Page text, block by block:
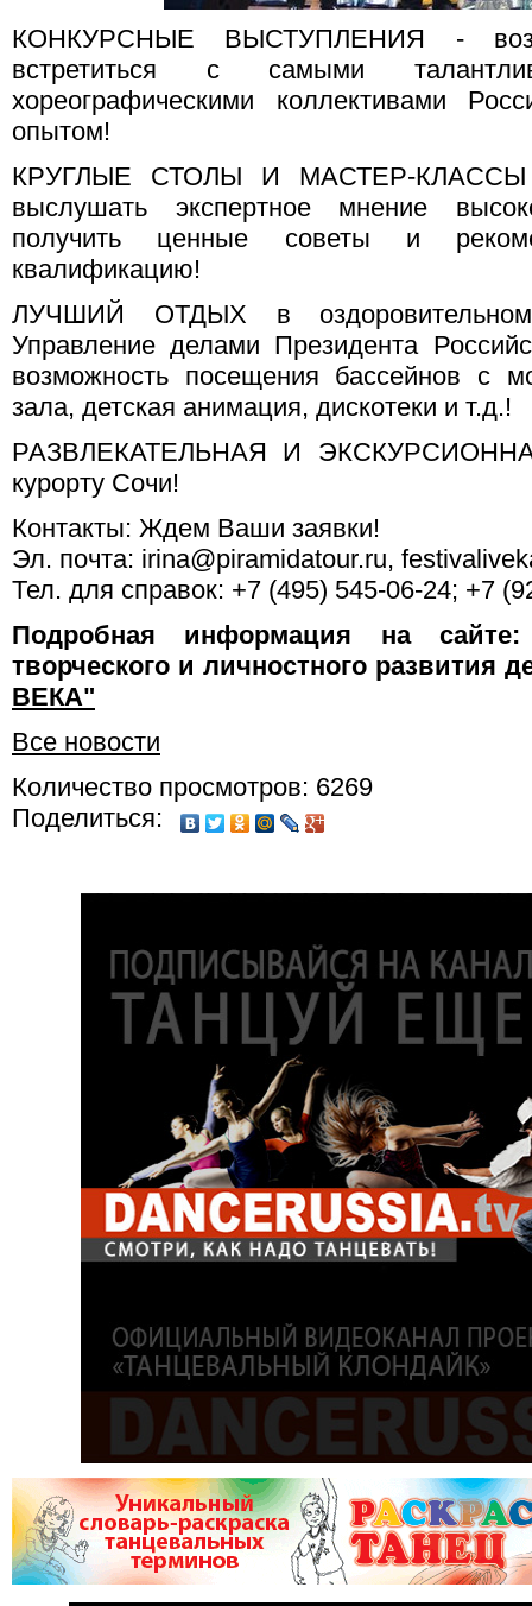
КОНКУРСНЫЕ ВЫСТУПЛЕНИЯ -
встретиться с самыми
хореографическими коллективами
опытом!
КРУГЛЫЕ СТОЛЫ И МАСТЕР-КЛАССЫ -
выслушать экспертное мнение
получить ценные советы и
квалификацию!
ЛУЧШИЙ ОТДЫХ в
Управление делами Президента
возможность посещения бассейнов с
зала, детская анимация, дискотеки и т.д.!
РАЗВЛЕКАТЕЛЬНАЯ И
курорту Сочи!
Контакты: Ждем Ваши заявки!
Эл. почта: irina@piramidatour.ru,
Тел. для справок: +7 (495) 545-06-24; +7
Подробная информация на
творческого и личностного развития
ВЕКА"
Все новости
Количество просмотров: 6269
Поделиться: